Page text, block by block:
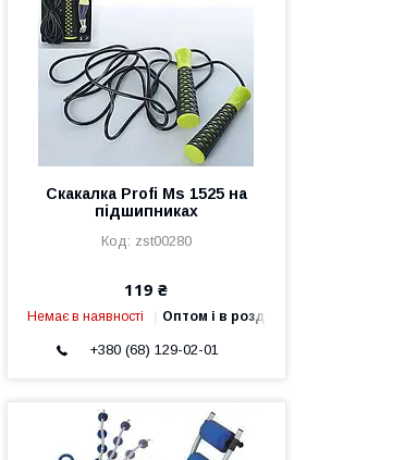
Скакалка Profi Ms 1525 на
підшипниках
zst00280
119 ₴
Немає в наявності Оптом і в роздріб
+380 (68) 129-02-01